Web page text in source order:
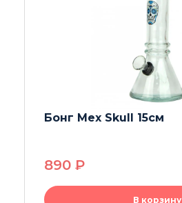
Бонг Mex Skull 15см
890 P
В корзину